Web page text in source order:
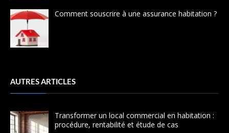
Comment souscrire à une assurance habitation ?
AUTRES ARTICLES
Transformer un local commercial en habitation :
procédure, rentabilité et étude de cas